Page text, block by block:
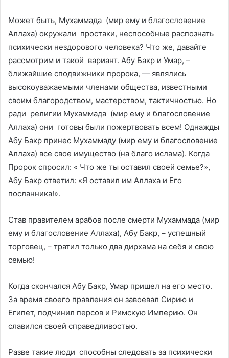
Может быть, Мухаммада (мир ему и благословение
Аллаха) окружали простаки, неспособные распознать
психически нездорового человека? Что же, давайте
рассмотрим и такой вариант. Абу Бакр и Умар, –
ближайшие сподвижники пророка, — являлись
высокоуважаемыми членами общества, известными
своим благородством, мастерством, тактичностью. Но
ради религии Мухаммада (мир ему и благословение
Аллаха) они готовы были пожертвовать всем! Однажды
Абу Бакр принес Мухаммаду (мир ему и благословение
Аллаха) все свое имущество (на благо ислама). Когда
Пророк спросил: « Что же ты оставил своей семье?»,
Абу Бакр ответил: «Я оставил им Аллаха и Его
посланника!».
Став правителем арабов после смерти Мухаммада (мир
ему и благословение Аллаха), Абу Бакр, – успешный
торговец, – тратил только два дирхама на себя и свою
семью!
Когда скончался Абу Бакр, Умар пришел на его место.
За время своего правления он завоевал Сирию и
Египет, подчинил персов и Римскую Империю. Он
славился своей справедливостью.
Разве такие люди способны следовать за психически